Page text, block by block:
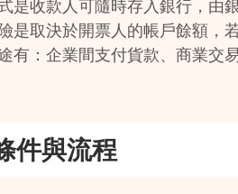
是收款人可隨時存入銀行，由
是取決於開票人的帳戶餘額，
有：企業間支付貨款、商業交
件與流程